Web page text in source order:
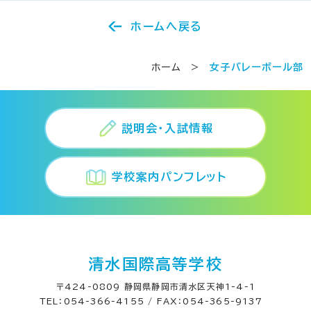
ホームへ戻る
ホーム > 女子バレーボール部
説明会・入試情報
学校案内パンフレット
清水国際高等学校
〒424-0809 静岡県静岡市清水区天神1-4-1
TEL：054-366-4155 / FAX：054-365-9137